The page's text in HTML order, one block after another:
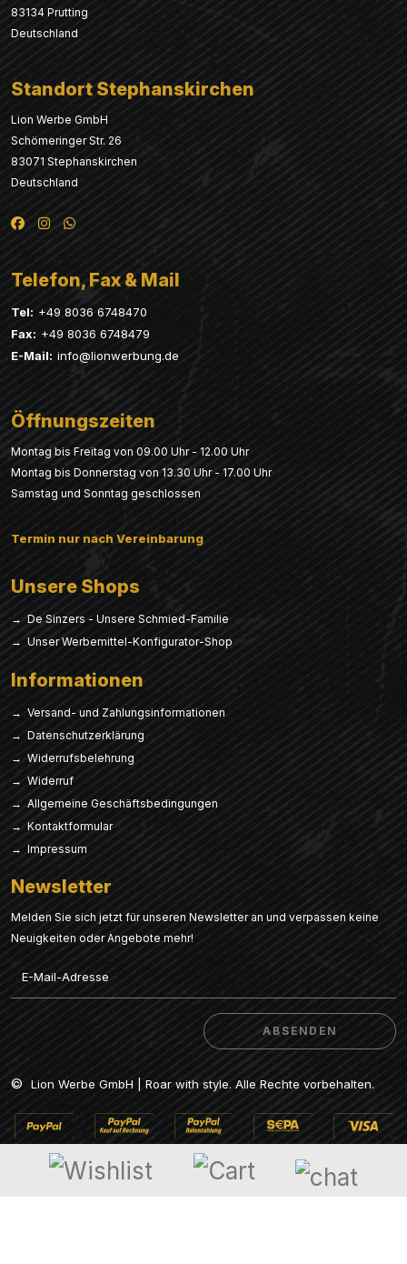
83134 Prutting
Deutschland
Standort Stephanskirchen
Lion Werbe GmbH
Schömeringer Str. 26
83071 Stephanskirchen
Deutschland
Telefon, Fax & Mail
Tel: +49 8036 6748470
Fax: +49 8036 6748479
E-Mail: info@lionwerbung.de
Öffnungszeiten
Montag bis Freitag von 09.00 Uhr - 12.00 Uhr
Montag bis Donnerstag von 13.30 Uhr - 17.00 Uhr
Samstag und Sonntag geschlossen
Termin nur nach Vereinbarung
Unsere Shops
→ De Sinzers - Unsere Schmied-Familie
→ Unser Werbemittel-Konfigurator-Shop
Informationen
→ Versand- und Zahlungsinformationen
→ Datenschutzerklärung
→ Widerrufsbelehrung
→ Widerruf
→ Allgemeine Geschäftsbedingungen
→ Kontaktformular
→ Impressum
Newsletter
Melden Sie sich jetzt für unseren Newsletter an und verpassen keine
Neuigkeiten oder Angebote mehr!
ABSENDEN
ABSENDEN
© Lion Werbe GmbH | Roar with style. Alle Rechte vorbehalten.